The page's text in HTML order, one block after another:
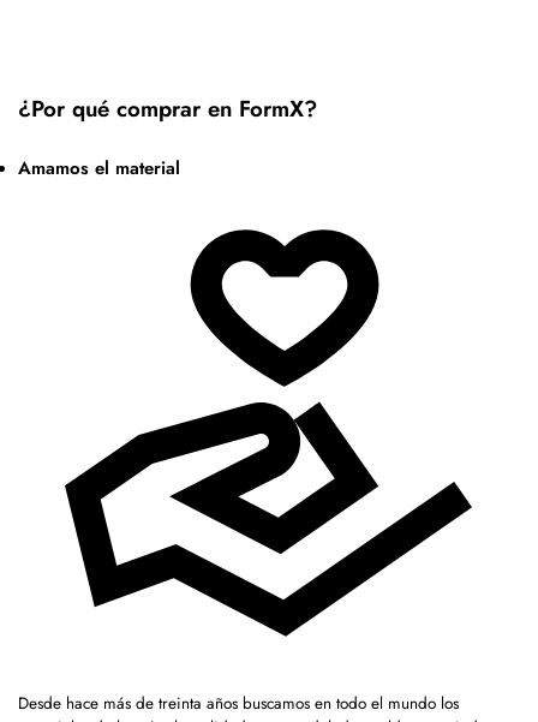
¿Por qué comprar en FormX?
Amamos el material
Desde hace más de treinta años buscamos en todo el mundo los